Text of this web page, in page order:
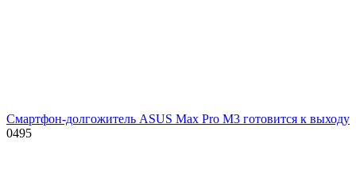
Смартфон-долгожитель ASUS Max Pro M3 готовится к выходу
0495